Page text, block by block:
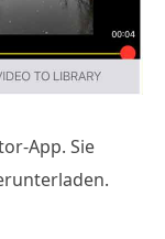
App. Sie